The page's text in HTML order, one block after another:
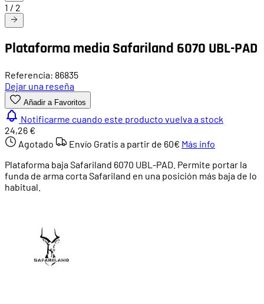
1 / 2
Plataforma media Safariland 6070 UBL-PAD
Referencia: 86835
Dejar una reseña
Añadir a Favoritos
Notificarme cuando este producto vuelva a stock
24,26 €
Agotado
Envío Gratis a partir de 60€ Más info
Plataforma baja Safariland 6070 UBL-PAD. Permite portar la
funda de arma corta Safariland en una posición más baja de lo
habitual.